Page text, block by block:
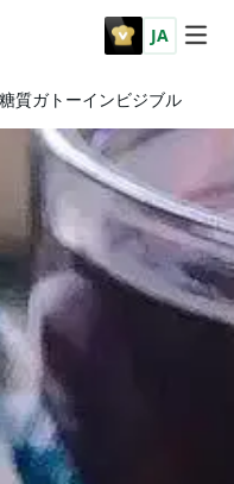
JA
質ガトーインビジブル